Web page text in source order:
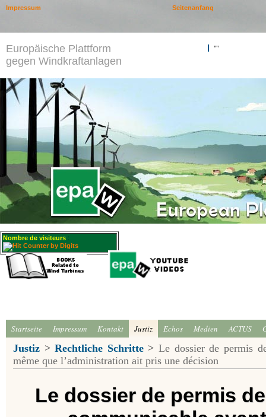
Europäische Plattform
gegen Windkraftanlagen
""
Nombre de visiteurs :
Startseite Impressum Kontakt Justiz Echos Medien ACTUS
Justiz > Rechtliche Schritte > Le dossier de permis
même que l’administration ait pris une décision
Le dossier de permis
Seitenanfang
Impressum